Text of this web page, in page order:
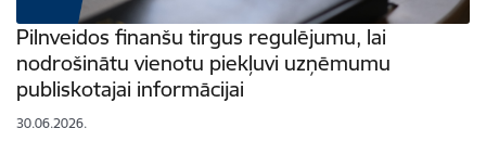
Pilnveidos finanšu tirgus regulējumu, lai
nodrošinātu vienotu piekļuvi uzņēmumu
publiskotajai informācijai
30.06.2026.